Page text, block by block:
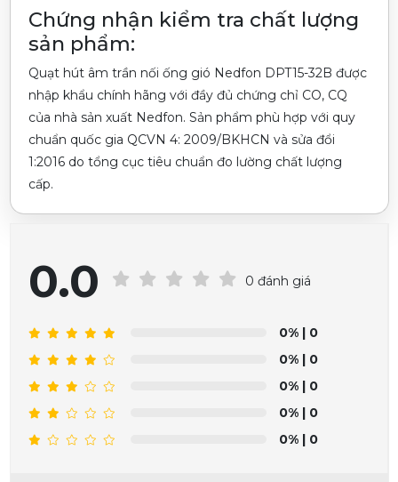
Chứng nhận kiểm tra chất lượng
sản phẩm:
Quạt hút âm trần nối ống gió Nedfon DPT15-32B được
nhập khẩu chính hãng với đầy đủ chứng chỉ CO, CQ
của nhà sản xuất Nedfon. Sản phẩm phù hợp với quy
chuẩn quốc gia QCVN 4: 2009/BKHCN và sửa đổi
1:2016 do tổng cục tiêu chuẩn đo lường chất lượng
cấp.
0.0 0 đánh giá
0% | 0
0% | 0
0% | 0
0% | 0
0% | 0